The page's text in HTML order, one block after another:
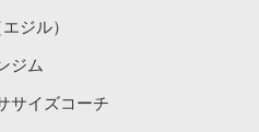
ジル）
ジム
サイズコーチ